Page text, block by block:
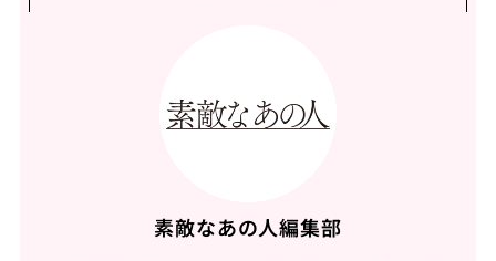
素敵なあの人編集部